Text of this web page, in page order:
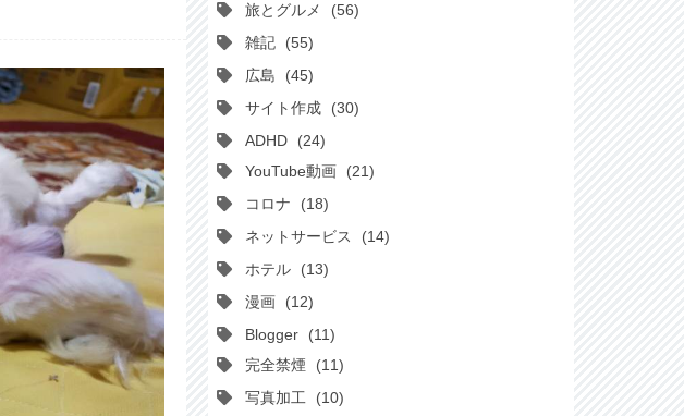
旅とグルメ
56
雑記
55
広島
45
サイト作成
30
ADHD
24
YouTube動画
21
コロナ
18
ネットサービス
14
ホテル
13
漫画
12
Blogger
11
完全禁煙
11
写真加工
10